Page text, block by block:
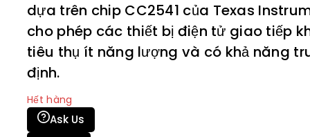
dựa trên chip CC2541 của Texas
cho phép các thiết bị điện tử giao tiếp
tiêu thụ ít năng lượng và có khả năng
định.
Hết hàng
Ask Us